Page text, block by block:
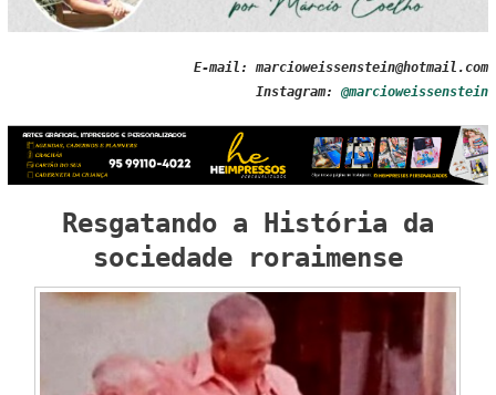
E-mail: marcioweissenstein@hotmail.com
Instagram:@marcioweissenstein
Resgatando a História da
sociedade roraimense